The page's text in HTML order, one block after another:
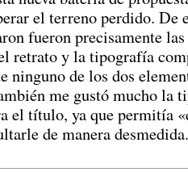
el terreno perdido. De
fueron precisamente
retrato y la tipografía
ninguno de los dos
me gustó mucho la
el título, ya que permitía
de manera desmedida.